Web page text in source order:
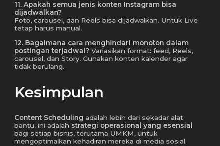
11. Apakah semua jenis konten Instagram bisa
dijadwalkan?
Foto, carousel, dan Reels bisa dijadwalkan. Untuk Live
tetap harus manual.
12. Bagaimana cara menghindari monoton dalam
postingan terjadwal? Variasikan format: feed, Reels,
carousel, dan Story. Gunakan konten kalender agar
tidak berulang.
Kesimpulan
Content Scheduling adalah lebih dari sekadar alat
bantu; ini adalah strategi operasional yang esensial
bagi setiap bisnis, terutama UMKM, untuk
mengoptimalkan kehadiran mereka di media sosial.